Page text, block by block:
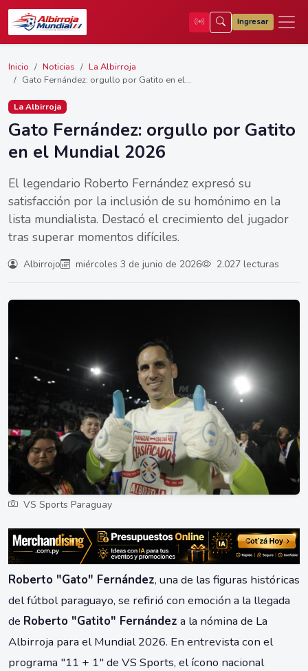
Ingresar
Inicio Noticias
La Albirroja
Gato Fernández: orgullo por Gatito en el...
La Albirroja
Gato Fernández: orgullo por Gatito
en el Mundial 2026
El legendario Roberto Fernández expresó su
satisfacción por la inclusión de su homónimo en la
lista mundialista. Destacó el crecimiento del jugador
tras superar momentos difíciles.
Albirrojo miércoles 3 de junio de 2026 2.027 lecturas
VS Sports Paraguay
Roberto "Gato" Fernández, una de las figuras históricas
del fútbol paraguayo, se refirió con emoción a la llegada
de Roberto "Gatito" Fernández a la nómina de La
Albirroja para el Mundial 2026. En entrevista con el
programa "11 + 1" de VS Sports, el ícono nacional